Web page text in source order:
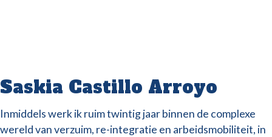
Saskia Castillo Arroyo
Inmiddels werk ik ruim twintig jaar binnen de complexe
wereld van verzuim, re-integratie en arbeidsmobiliteit, in